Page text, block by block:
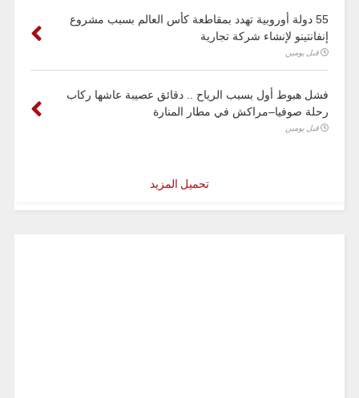
55 دولة أوروبية تهدد بمقاطعة كأس العالم بسبب مشروع
إنفانتينو لإنشاء شركة تجارية
قبل يومين
فشل هبوط أول بسبب الرياح .. دقائق عصيبة عاشها ركاب
رحلة صوفيا–مراكش في مطار المنارة
قبل يومين
تحميل المزيد